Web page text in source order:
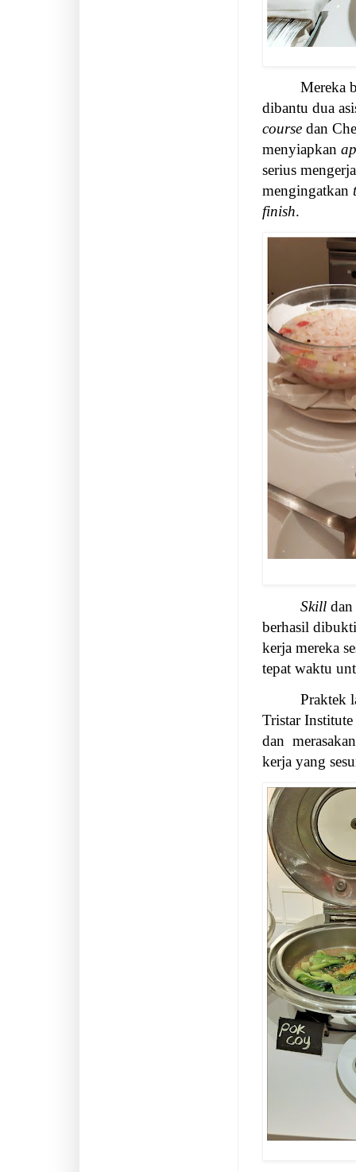
Mereka
dibantu dua
course dan
menyiapkan
serius
mengingatkan
finish.
Skill dan
berhasil
kerja mereka
tepat waktu
Praktek
Tristar
dan
kerja yang